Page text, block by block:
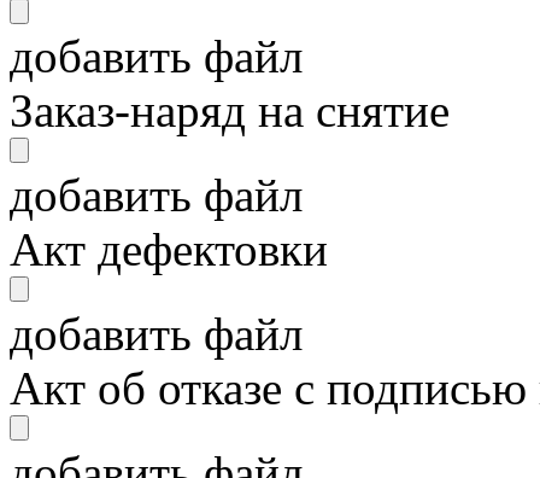
добавить файл
Заказ-наряд на снятие
добавить файл
Акт дефектовки
добавить файл
Акт об отказе с